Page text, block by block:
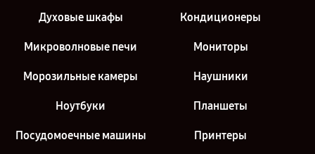
Духовые шкафы Кондиционеры
Микроволновые печи Мониторы
Морозильные камеры Наушники
Ноутбуки Планшеты
Посудомоечные машины Принтеры